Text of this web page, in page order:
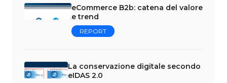
eCommerce B2b: catena del valore
e trend
REPORT
La conservazione digitale secondo
eIDAS 2.0